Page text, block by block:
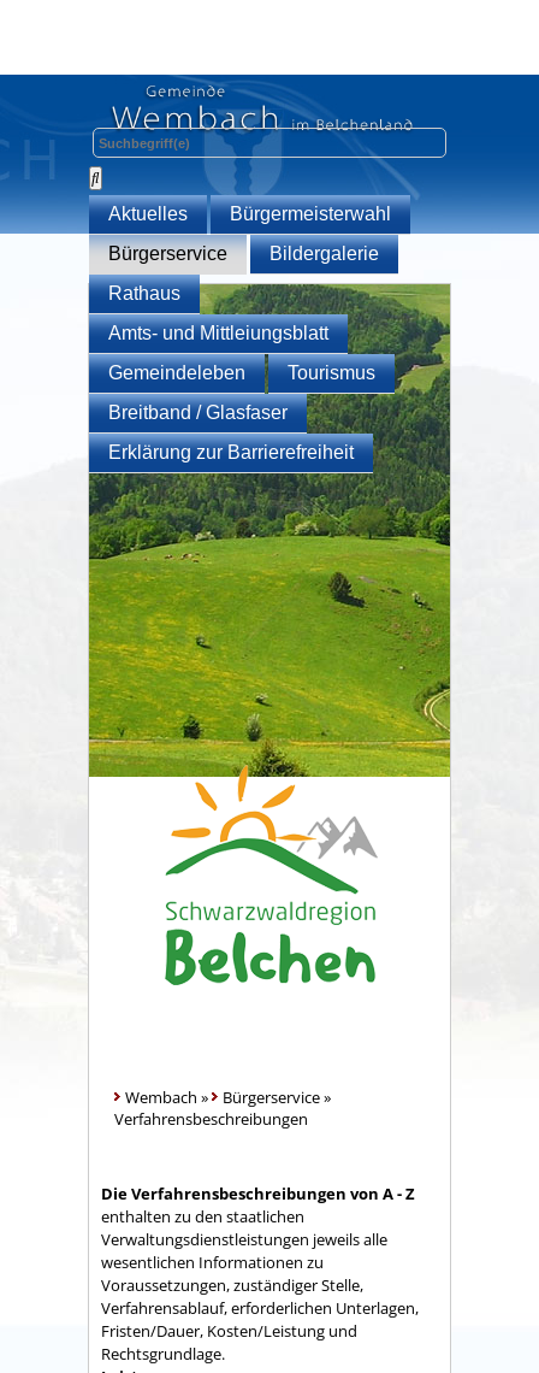
Aktuelles
Bürgermeisterwahl
Bürgerservice
Bildergalerie
Rathaus
Amts- und Mittleiungsblatt
Gemeindeleben
Tourismus
Breitband / Glasfaser
Erklärung zur Barrierefreiheit
Wembach » Bürgerservice»
Verfahrensbeschreibungen
Die Verfahrensbeschreibungen von A - Z
enthalten zu den staatlichen
Verwaltungsdienstleistungen jeweils alle
wesentlichen Informationen zu
Voraussetzungen, zuständiger Stelle,
Verfahrensablauf, erforderlichen Unterlagen,
Fristen/Dauer, Kosten/Leistung und
Rechtsgrundlage.